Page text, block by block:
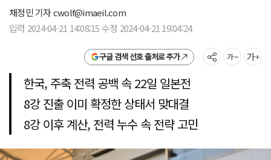
채정민 기자cwolf@imaeil.com
입력 2024-04-21 14:08:15 수정 2024-04-21 19:04:24
구글 검색 선호 출처로 추가
한국, 주축 전력 공백 속 22일 일본전
8강 진출 이미 확정한 상태서 맞대결
8강 이후 계산, 전력 누수 속 전략 고민